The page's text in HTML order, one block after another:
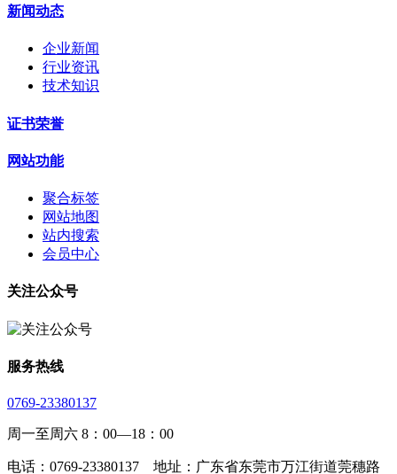
新闻动态
企业新闻
行业资讯
技术知识
证书荣誉
网站功能
聚合标签
网站地图
站内搜索
会员中心
关注公众号
服务热线
0769-23380137
周一至周六 8：00—18：00
电话：0769-23380137 地址：广东省东莞市万江街道莞穗路